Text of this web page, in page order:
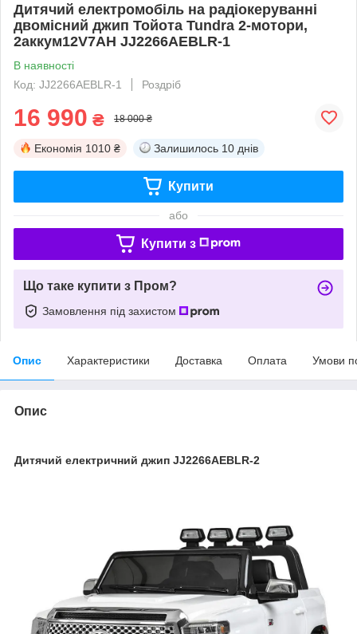
Дитячий електромобіль на радіокеруванні
двомісний джип Тойота Tundra 2-мотори,
2аккум12V7AH JJ2266AEBLR-1
В наявності
Код: JJ2266AEBLR-1
Роздріб
16 990 ₴ 18 000 ₴
Економія 1010 ₴ Залишилось 10 днів
Купити
або
Купити з
Що таке купити з Пром?
Замовлення під захистом
Опис Характеристики Доставка Оплата Умови
Опис
Дитячий електричний джип JJ2266AEBLR-2